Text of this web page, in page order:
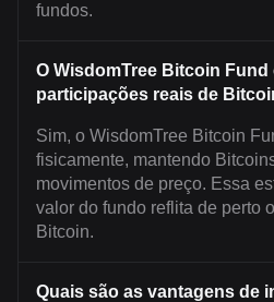
fundos.
O WisdomTree Bitcoin
participações reais de
Sim, o WisdomTree Bitcoin
fisicamente, mantendo
movimentos de preço. Essa
valor do fundo reflita de perto
Bitcoin.
Quais são as vantagens de